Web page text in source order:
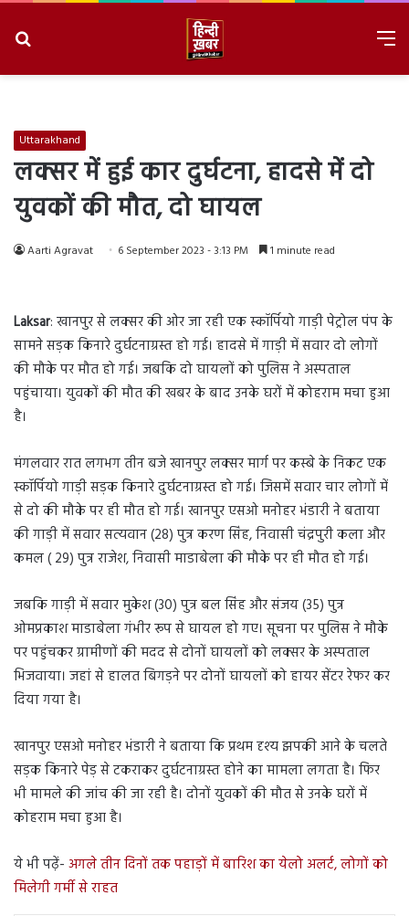
Uttarakhand
लक्सर में हुई कार दुर्घटना, हादसे में दो
युवकों की मौत, दो घायल
Aarti Agravat 6 September 2023 - 3:13 PM 1 minute read
Laksar: खानपुर से लक्सर की ओर जा रही एक स्कॉर्पियो गाड़ी पेट्रोल पंप के
सामने सड़क किनारे दुर्घटनाग्रस्त हो गई। हादसे में गाड़ी में सवार दो लोगों
की मौके पर मौत हो गई। जबकि दो घायलों को पुलिस ने अस्पताल
पहुंचाया। युवकों की मौत की खबर के बाद उनके घरों में कोहराम मचा हुआ
है।
मंगलवार रात लगभग तीन बजे खानपुर लक्सर मार्ग पर कस्बे के निकट एक
स्कॉर्पियो गाड़ी सड़क किनारे दुर्घटनाग्रस्त हो गई। जिसमें सवार चार लोगों में
से दो की मौके पर ही मौत हो गई। खानपुर एसओ मनोहर भंडारी ने बताया
की गाड़ी में सवार सत्यवान (28) पुत्र करण सिंह, निवासी चंद्रपुरी कला और
कमल ( 29) पुत्र राजेश, निवासी माडाबेला की मौके पर ही मौत हो गई।
जबकि गाड़ी में सवार मुकेश (30) पुत्र बल सिंह और संजय (35) पुत्र
ओमप्रकाश माडाबेला गंभीर रूप से घायल हो गए। सूचना पर पुलिस ने मौके
पर पहुंचकर ग्रामीणों की मदद से दोनों घायलों को लक्सर के अस्पताल
भिजवाया। जहां से हालत बिगड़ने पर दोनों घायलों को हायर सेंटर रेफर कर
दिया गया है।
खानपुर एसओ मनोहर भंडारी ने बताया कि प्रथम दृश्य झपकी आने के चलते
सड़क किनारे पेड़ से टकराकर दुर्घटनाग्रस्त होने का मामला लगता है। फिर
भी मामले की जांच की जा रही है। दोनों युवकों की मौत से उनके घरों में
कोहराम मचा हुआ है।
ये भी पढ़ें- अगले तीन दिनों तक पहाड़ों में बारिश का येलो अलर्ट, लोगों को
मिलेगी गर्मी से राहत